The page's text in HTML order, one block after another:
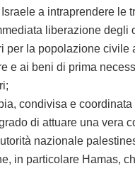
a intraprendere
liberazione
per la popolazione
e ai beni di prima
condivisa e
di attuare una vera
nazionale
in particolare Hamas,